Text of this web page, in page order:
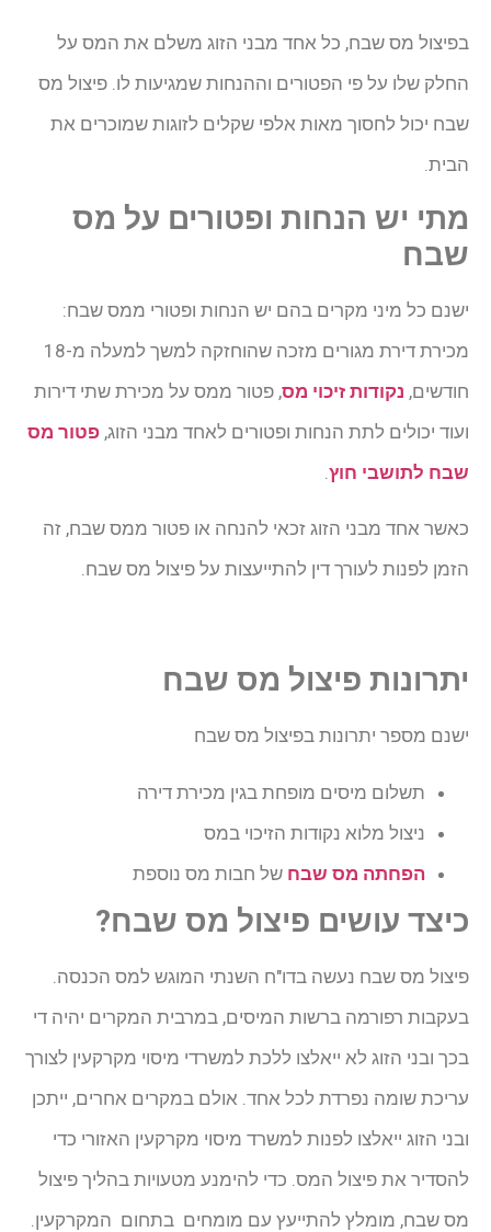
בפיצול מס שבח, כל אחד מבני הזוג משלם את המס על
החלק שלו על פי הפטורים וההנחות שמגיעות לו. פיצול מס
שבח יכול לחסוך מאות אלפי שקלים לזוגות שמוכרים את
הבית.
מתי יש הנחות ופטורים על מס
שבח
ישנם כל מיני מקרים בהם יש הנחות ופטורי ממס שבח:
מכירת דירת מגורים מזכה שהוחזקה למשך למעלה מ-18
חודשים,נקודות זיכוי מס, פטור ממס על מכירת שתי דירות
ועוד יכולים לתת הנחות ופטורים לאחד מבני הזוג,פטור מס
שבח לתושבי חוץ.
כאשר אחד מבני הזוג זכאי להנחה או פטור ממס שבח, זה
הזמן לפנות לעורך דין להתייעצות על פיצול מס שבח.
יתרונות פיצול מס שבח
ישנם מספר יתרונות בפיצול מס שבח
תשלום מיסים מופחת בגין מכירת דירה
ניצול מלוא נקודות הזיכוי במס
הפחתה מס שבחשל חבות מס נוספת
כיצד עושים פיצול מס שבח?
פיצול מס שבח נעשה בדו"ח השנתי המוגש למס הכנסה.
בעקבות רפורמה ברשות המיסים, במרבית המקרים יהיה די
בכך ובני הזוג לא ייאלצו ללכת למשרדי מיסוי מקרקעין לצורך
עריכת שומה נפרדת לכל אחד. אולם במקרים אחרים, ייתכן
ובני הזוג ייאלצו לפנות למשרד מיסוי מקרקעין האזורי כדי
להסדיר את פיצול המס. כדי להימנע מטעויות בהליך פיצול
מס שבח, מומלץ להתייעץ עם מומחים בתחום המקרקעין.